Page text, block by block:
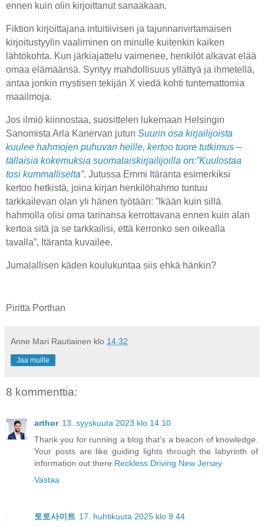
ennen kuin olin kirjoittanut sanaakaan.
Fiktion kirjoittajana intuitiivisen ja tajunnanvirtamaisen
kirjoitustyylin vaaliminen on minulle kuitenkin kaiken
lähtökohta. Kun järkiajattelu vaimenee, henkilöt alkavat elää
omaa elämäänsä. Syntyy mahdollisuus yllättyä ja ihmetellä,
antaa jonkin mystisen tekijän X viedä kohti tuntemattomia
maailmoja.
Jos ilmiö kiinnostaa, suosittelen lukemaan Helsingin
Sanomista Arla Kanervan jutun Suurin osa kirjailijoista
kuulee hahmojen puhuvan heille, kertoo tuore tutkimus –
tällaisia kokemuksia suomalaiskirjailijoilla on:”Kuulostaa
tosi kummalliselta”. Jutussa Emmi Itäranta esimerkiksi
kertoo hetkistä, joina kirjan henkilöhahmo tuntuu
tarkkailevan olan yli hänen työtään: ”Ikään kuin sillä
hahmolla olisi oma tarinansa kerrottavana ennen kuin alan
kertoa sitä ja se tarkkailisi, että kerronko sen oikealla
tavalla”, Itäranta kuvailee.
Jumalallisen käden koulukuntaa siis ehkä hänkin?
Piritta Porthan
Anne Mari Rautiainen klo 14.32
Jaa muille
8 kommenttia:
arthor 13. syyskuuta 2023 klo 14.10
Thank you for running a blog that's a beacon of knowledge.
Your posts are like guiding lights through the labyrinth of
information out there. Reckless Driving New Jersey
Vastaa
토토사이트 17. huhtikuuta 2025 klo 9.44